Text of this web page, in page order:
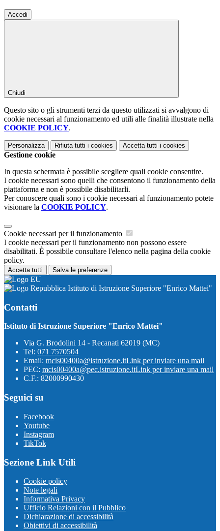
Accedi
Chiudi
Questo sito o gli strumenti terzi da questo utilizzati si avvalgono di
cookie necessari al funzionamento ed utili alle finalità illustrate nella
COOKIE POLICY.
Personalizza Rifiuta tutti i cookies Accetta tutti i cookies
Gestione cookie
In questa schermata è possibile scegliere quali cookie consentire.
I cookie necessari sono quelli che consentono il funzionamento della
piattaforma e non è possibile disabilitarli.
Per conoscere quali sono i cookie necessari al funzionamento potete
visionare la COOKIE POLICY.
Cookie necessari per il funzionamento
I cookie necessari per il funzionamento non possono essere
disabilitati. È possibile consultare l'elenco nella pagina della cookie
policy.
Accetta tutti Salva le preferenze
Istituto di Istruzione Superiore "Enrico Mattei"
Contatti
Istituto di Istruzione Superiore "Enrico Mattei"
Via G. Brodolini 14 - Recanati 62019 (MC)
Tel: 071 7570504
Email: mcis00400a@istruzione.itLink per inviare una mail
PEC: mcis00400a@pec.istruzione.itLink per inviare una mail
C.F.: 82000990430
Seguici su
Facebook
Youtube
Instagram
TikTok
Sezione Link Utili
Cookie policy
Note legali
Informativa Privacy
Ufficio Relazioni con il Pubblico
Dichiarazione di accessibilità
Obiettivi di accessibilità